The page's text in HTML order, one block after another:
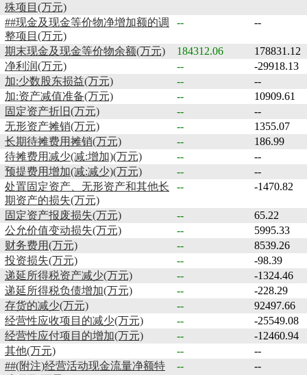
殊项目(万元)
##现金及现金等价物净增加额的调
整项目(万元)
-- --
期末现金及现金等价物余额(万元) 184312.06
178831.12
净利润(万元)
--
-29918.13
加:少数股东损益(万元)
--
--
加:资产减值准备(万元)
--
10909.61
固定资产折旧(万元)
--
--
无形资产摊销(万元)
--
1355.07
长期待摊费用摊销(万元)
--
186.99
待摊费用减少(减:增加)(万元)
--
--
预提费用增加(减:减少)(万元)
--
--
处置固定资产、无形资产和其他长
期资产的损失(万元)
-- -1470.82
固定资产报废损失(万元) --
65.22
公允价值变动损失(万元)
--
5995.33
财务费用(万元)
--
8539.26
投资损失(万元)
--
-98.39
递延所得税资产减少(万元)
--
-1324.46
递延所得税负债增加(万元)
--
-228.29
存货的减少(万元)
--
92497.66
经营性应收项目的减少(万元)
--
-25549.08
经营性应付项目的增加(万元)
--
-12460.94
其他(万元)
--
--
##(附注)经营活动现金流量净额特
-- --